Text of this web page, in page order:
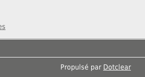
Propulsé par Dotclear